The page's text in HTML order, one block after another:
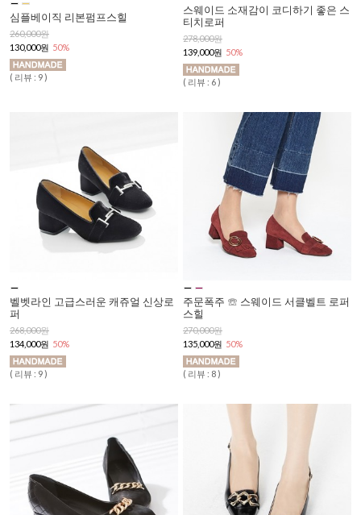
심플베이직 리본펌프스힐
260,000원
130,000원 50%
( 리뷰 : 9 )
스웨이드 소재감이 코디하기 좋은 스
티치로퍼
278,000원
139,000원 50%
( 리뷰 : 6 )
벨벳라인 고급스러운 캐쥬얼 신상로
퍼
268,000원
134,000원 50%
( 리뷰 : 9 )
주문폭주 ☏ 스웨이드 서클벨트 로퍼
스힐
270,000원
135,000원 50%
( 리뷰 : 8 )